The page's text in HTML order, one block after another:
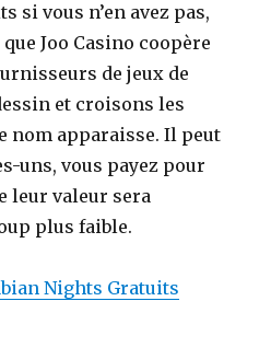
si vous n’en avez pas,
Joo Casino coopère
de jeux de
et croisons les
nom apparaisse. Il peut
uns, vous payez pour
leur valeur sera
plus faible.
Nights Gratuits